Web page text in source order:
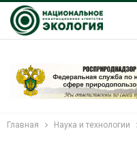
Главная Наука и технологии